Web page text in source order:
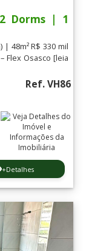
Dorms | 1
48m² R$ 330 mil
Flex Osasco [leia
Ref. VH86
+Detalhes